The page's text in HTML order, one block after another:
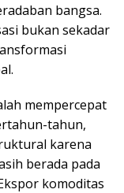
bangsa.
bukan sekadar
mempercepat
tahun,
karena
berada pada
komoditas